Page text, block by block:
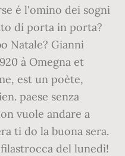
é l'omino dei sogni
di porta in porta?
Natale? Gianni
à Omegna et
est un poète,
paese senza
vuole andare a
ti do la buona sera.
del lunedì!